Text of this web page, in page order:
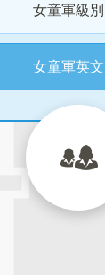
女童軍級別
女童軍英文